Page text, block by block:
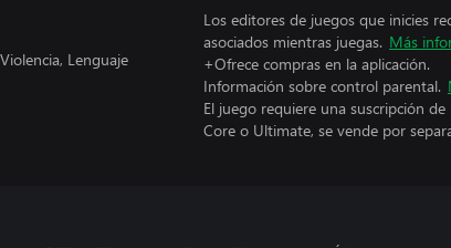
Lenguaje
Los editores de juegos que inicies
asociados mientras juegas. Más
+Ofrece compras en la aplicación.
Información sobre control parental.
El juego requiere una suscripción
Core o Ultimate, se vende por